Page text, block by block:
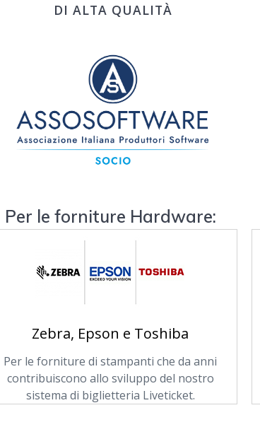
DI ALTA QUALITÀ
Per le forniture Hardware:
Zebra, Epson e Toshiba
Per le forniture di stampanti che da anni
contribuiscono allo sviluppo del nostro
sistema di biglietteria Liveticket.